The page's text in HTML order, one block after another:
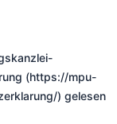
(https://mpu-
) gelesen